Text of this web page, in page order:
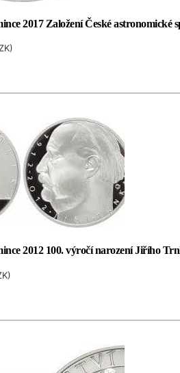
2017 Založení České astronomické
)
2012 100. výročí narození Jiřího
)